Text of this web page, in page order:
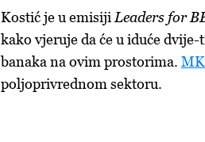
Kostić je u emisiji Leaders for
kako vjeruje da će u iduće
banaka na ovim prostorima.
poljoprivrednom sektoru.